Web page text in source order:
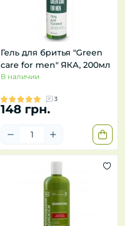
Гель для бритья "Green
care for men" ЯКА, 200мл
В наличии
3
148 грн.